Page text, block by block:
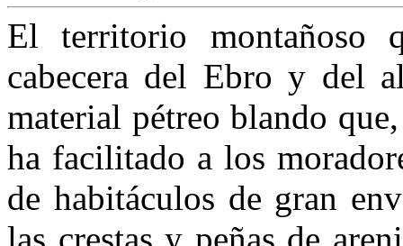
El territorio montañoso
cabecera del Ebro y del
material pétreo blando
ha facilitado a los
de habitáculos de gran
las crestas y peñas de